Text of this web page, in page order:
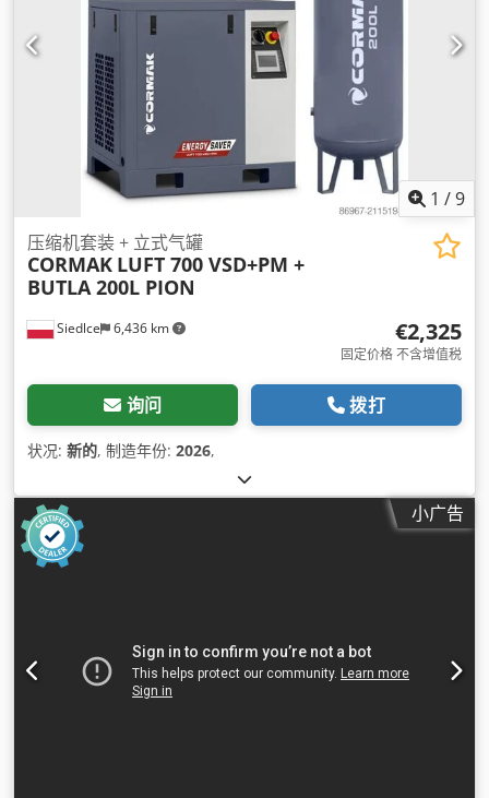
1 /9
Siedlce 6,436 km
压缩机套装 + 立式气罐
CORMAK LUFT 700 VSD+PM +
BUTLA 200L PION
€2,325
固定价格 不含增值税
询问 拨打
状况: 新的, 制造年份: 2026,
小广告